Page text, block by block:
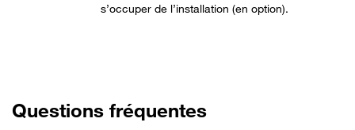
s’occuper de l’installation (en option).
Questions fréquentes